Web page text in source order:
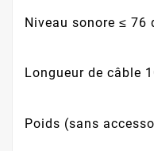
Niveau sonore ≤ 76
Longueur de câble
Poids (sans